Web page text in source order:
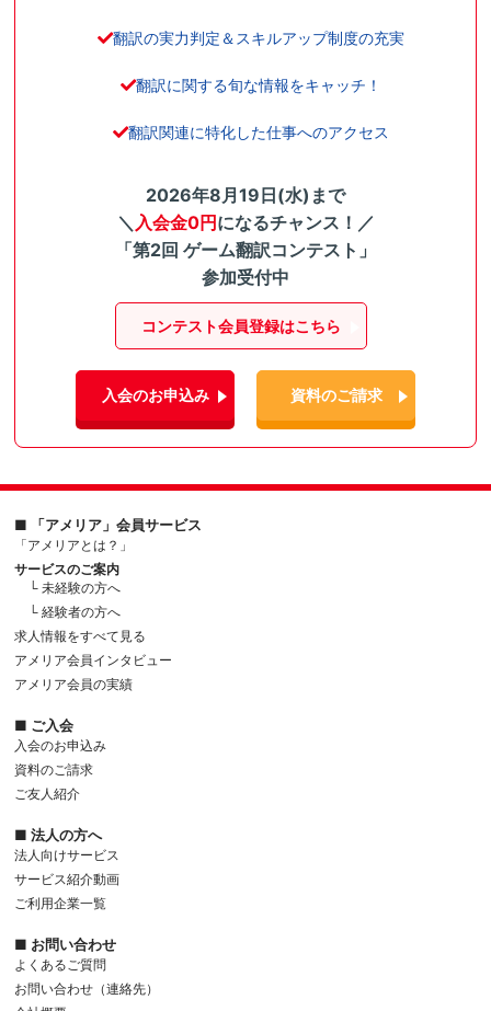
翻訳の実力判定＆スキルアップ制度の充実
翻訳に関する旬な情報をキャッチ！
翻訳関連に特化した仕事へのアクセス
2026年8月19日(水)まで
＼ 入会金0円になるチャンス！／
「第2回 ゲーム翻訳コンテスト」
参加受付中
コンテスト会員登録はこちら
入会のお申込み 資料のご請求
■ 「アメリア」会員サービス
「アメリアとは？」
サービスのご案内
└ 未経験の方へ
└ 経験者の方へ
求人情報をすべて見る
アメリア会員インタビュー
アメリア会員の実績
■ ご入会
入会のお申込み
資料のご請求
ご友人紹介
■ 法人の方へ
法人向けサービス
サービス紹介動画
ご利用企業一覧
■ お問い合わせ
よくあるご質問
お問い合わせ（連絡先）